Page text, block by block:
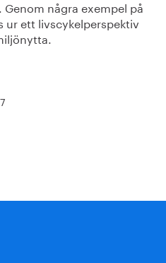
några exempel på
ur ett livscykelperspektiv